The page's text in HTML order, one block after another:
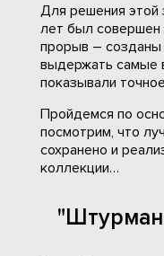
Для решения этой
лет был совершен
прорыв – созданы
выдержать самые
показывали
Пройдемся по
посмотрим, что
сохранено и
коллекции…